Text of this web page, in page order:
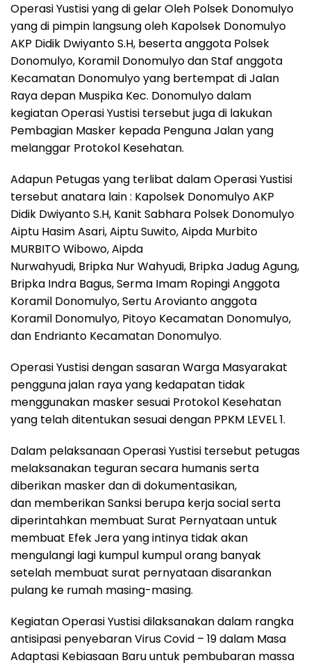
Operasi Yustisi yang di gelar Oleh Polsek Donomulyo
yang di pimpin langsung oleh Kapolsek Donomulyo
AKP Didik Dwiyanto S.H, beserta anggota Polsek
Donomulyo, Koramil Donomulyo dan Staf anggota
Kecamatan Donomulyo yang bertempat di Jalan
Raya depan Muspika Kec. Donomulyo dalam
kegiatan Operasi Yustisi tersebut juga di lakukan
Pembagian Masker kepada Penguna Jalan yang
melanggar Protokol Kesehatan.
Adapun Petugas yang terlibat dalam Operasi Yustisi
tersebut anatara lain : Kapolsek Donomulyo AKP
Didik Dwiyanto S.H, Kanit Sabhara Polsek Donomulyo
Aiptu Hasim Asari, Aiptu Suwito, Aipda Murbito
MURBITO Wibowo, Aipda
Nurwahyudi, Bripka Nur Wahyudi, Bripka Jadug Agung,
Bripka Indra Bagus, Serma Imam Ropingi Anggota
Koramil Donomulyo, Sertu Arovianto anggota
Koramil Donomulyo, Pitoyo Kecamatan Donomulyo,
dan Endrianto Kecamatan Donomulyo.
Operasi Yustisi dengan sasaran Warga Masyarakat
pengguna jalan raya yang kedapatan tidak
menggunakan masker sesuai Protokol Kesehatan
yang telah ditentukan sesuai dengan PPKM LEVEL 1.
Dalam pelaksanaan Operasi Yustisi tersebut petugas
melaksanakan teguran secara humanis serta
diberikan masker dan di dokumentasikan,
dan memberikan Sanksi berupa kerja social serta
diperintahkan membuat Surat Pernyataan untuk
membuat Efek Jera yang intinya tidak akan
mengulangi lagi kumpul kumpul orang banyak
setelah membuat surat pernyataan disarankan
pulang ke rumah masing-masing.
Kegiatan Operasi Yustisi dilaksanakan dalam rangka
antisipasi penyebaran Virus Covid – 19 dalam Masa
Adaptasi Kebiasaan Baru untuk pembubaran massa